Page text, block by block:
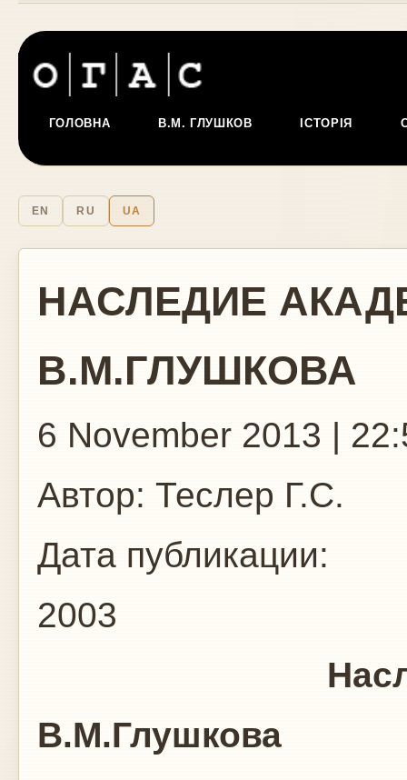
ГОЛОВНА В.М. ГЛУШКОВ ІСТОРІЯ
EN RU UA
НАСЛЕДИЕ
В.М.ГЛУШКОВА
6 November 2013 |
Автор: Теслер Г.С.
Дата публикации:
2003
Наследие
В.М.Глушкова